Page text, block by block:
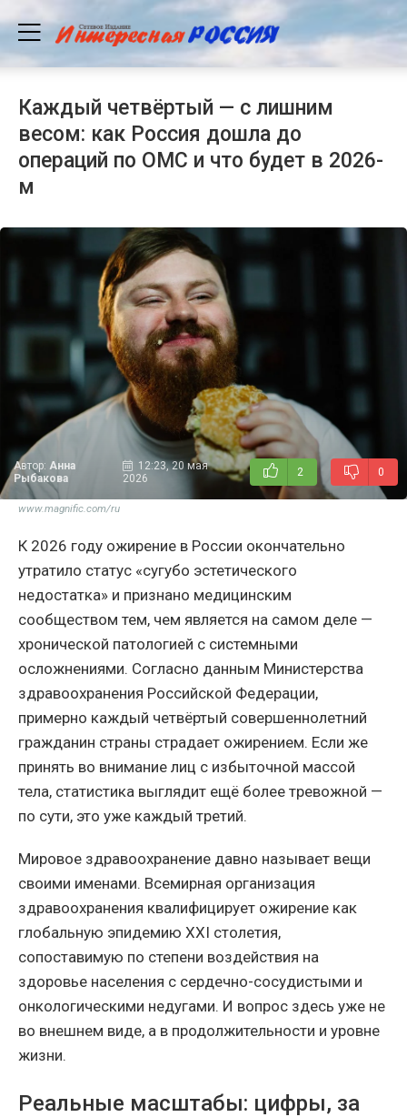
Каждый четвёртый — с лишним
весом: как Россия дошла до
операций по ОМС и что будет в 2026-
м
Автор: Анна
Рыбакова
12:23, 20 мая
2026
2 0
www.magnific.com/ru
К 2026 году ожирение в России окончательно
утратило статус «сугубо эстетического
недостатка» и признано медицинским
сообществом тем, чем является на самом деле —
хронической патологией с системными
осложнениями. Согласно данным Министерства
здравоохранения Российской Федерации,
примерно каждый четвёртый совершеннолетний
гражданин страны страдает ожирением. Если же
принять во внимание лиц с избыточной массой
тела, статистика выглядит ещё более тревожной —
по сути, это уже каждый третий.
Мировое здравоохранение давно называет вещи
своими именами. Всемирная организация
здравоохранения квалифицирует ожирение как
глобальную эпидемию XXI столетия,
сопоставимую по степени воздействия на
здоровье населения с сердечно-сосудистыми и
онкологическими недугами. И вопрос здесь уже не
во внешнем виде, а в продолжительности и уровне
жизни.
Реальные масштабы: цифры, за